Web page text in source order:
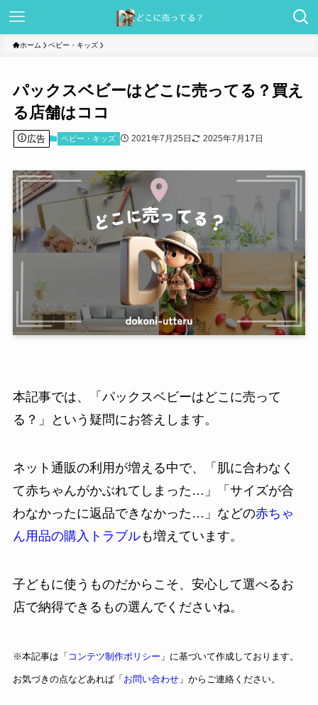
ホーム ベビー・キッズ
パックスベビーはどこに売ってる？買え
る店舗はココ
広告 ベビー・キッズ 2021年7月25日 2025年7月17日
本記事では、「パックスベビーはどこに売って
る？」という疑問にお答えします。
ネット通販の利用が増える中で、「肌に合わなく
て赤ちゃんがかぶれてしまった…」「サイズが合
わなかったに返品できなかった…」などの赤ちゃ
ん用品の購入トラブルも増えています。
子どもに使うものだからこそ、安心して選べるお
店で納得できるもの選んでくださいね。
※本記事は「 コンテツ制作ポリシー 」に基づいて作成しております。
お気づきの点などあれば「お問い合わせ」からご連絡ください。